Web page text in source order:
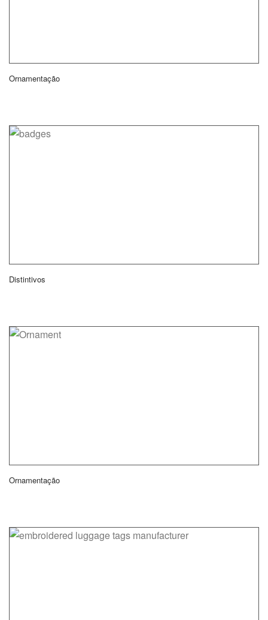
Ornamentação
Distintivos
Ornamentação